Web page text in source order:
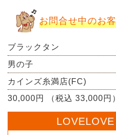
お問合せ中のお
ブラックタン
男の子
カインズ糸満店(FC)
30,000円 （税込 33,000円）